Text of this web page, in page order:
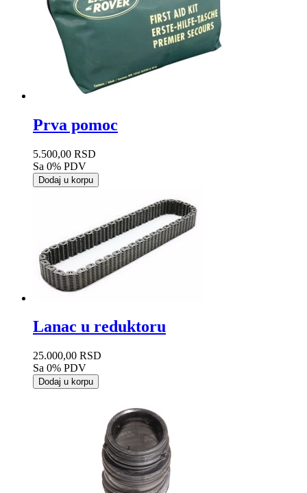
Prva pomoc
5.500,00 RSD
Sa 0% PDV
Dodaj u korpu
Lanac u reduktoru
25.000,00 RSD
Sa 0% PDV
Dodaj u korpu